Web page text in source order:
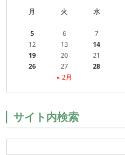
月
火 水
« 2月
5
6 7
12
13 14
19
20 21
26
27 28
サイト内検索